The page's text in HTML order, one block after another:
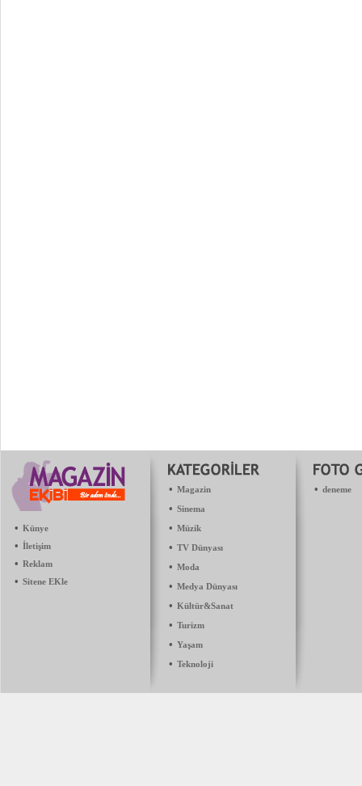
• Künye
• İletişim
• Reklam
• Sitene EKle
• Magazin
• Sinema
• Müzik
• TV Dünyası
• Moda
• Medya Dünyası
• Kültür&Sanat
• Turizm
• Yaşam
• Teknoloji
• deneme